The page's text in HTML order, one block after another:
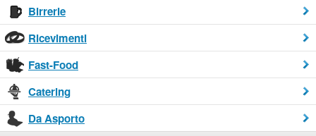
Birrerie
Ricevimenti
Fast-Food
Catering
Da Asporto